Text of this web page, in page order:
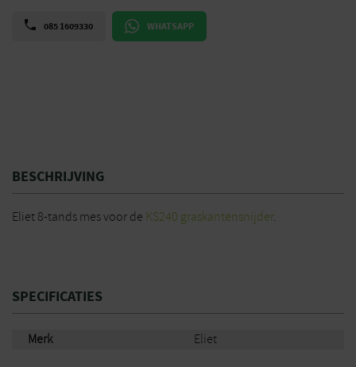
085 1609330 WHATSAPP
BESCHRIJVING
Eliet 8-tands mes voor de KS240 graskantensnijder.
SPECIFICATIES
Merk Eliet